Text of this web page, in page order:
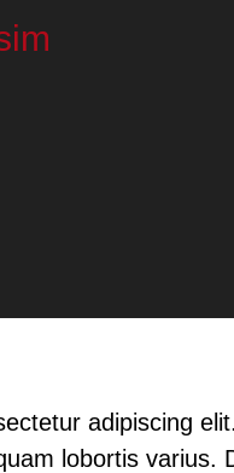
adipiscing
lobortis varius.